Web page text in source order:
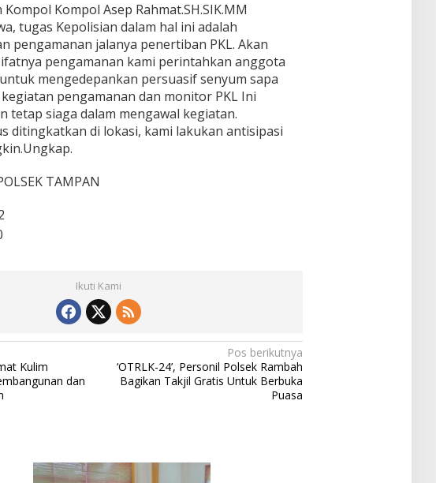
Kompol Asep Rahmat.SH.SIK.MM
tugas Kepolisian dalam hal ini adalah
pengamanan jalanya penertiban PKL. Akan
pengamanan kami perintahkan anggota
mengedepankan persuasif senyum sapa
pengamanan dan monitor PKL Ini
tetap siaga dalam mengawal kegiatan.
ditingkatkan di lokasi, kami lakukan antisipasi
TAMPAN
Ikuti Kami
Kulim
dan
Pos berikutnya
‘OTRLK-24’, Personil Polsek Rambah
Bagikan Takjil Gratis Untuk Berbuka
Puasa